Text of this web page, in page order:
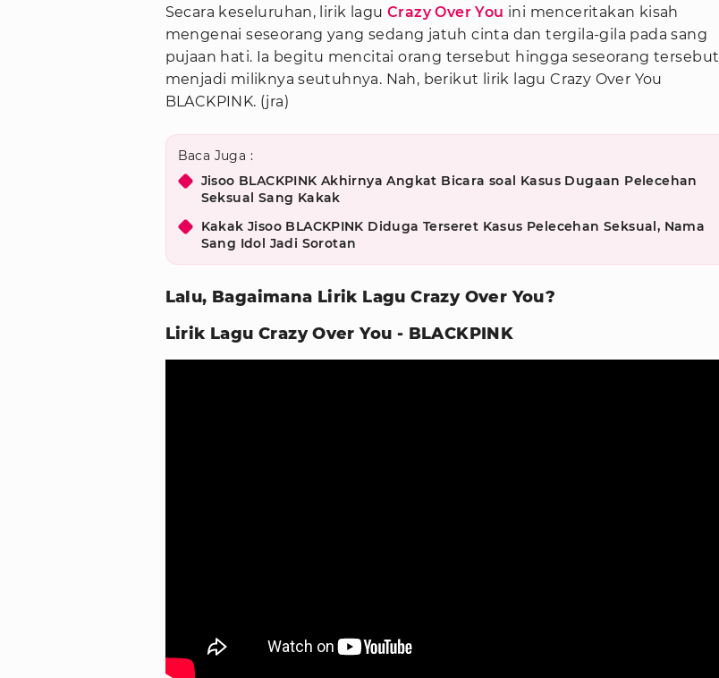
Secara keseluruhan, lirik lagu Crazy Over You ini menceritakan kisah
mengenai seseorang yang sedang jatuh cinta dan tergila-gila pada sang
pujaan hati. Ia begitu mencitai orang tersebut hingga seseorang tersebut
menjadi miliknya seutuhnya. Nah, berikut lirik lagu Crazy Over You
BLACKPINK. (jra)
Baca Juga :
Jisoo BLACKPINK Akhirnya Angkat Bicara soal Kasus Dugaan Pelecehan
Seksual Sang Kakak
Kakak Jisoo BLACKPINK Diduga Terseret Kasus Pelecehan Seksual, Nama
Sang Idol Jadi Sorotan
Lalu, Bagaimana Lirik Lagu Crazy Over You?
Lirik Lagu Crazy Over You - BLACKPINK